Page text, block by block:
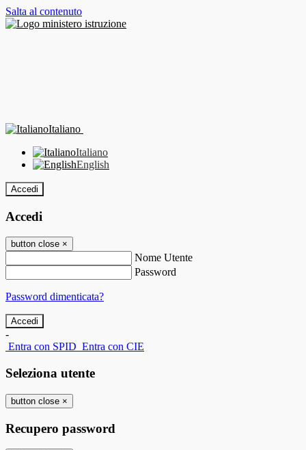
Salta al contenuto
Italiano
Italiano
English
Accedi
Accedi
button close ×
Nome Utente
Password
Password dimenticata?
-
Entra con SPID Entra con CIE
Seleziona utente
button close ×
Recupero password